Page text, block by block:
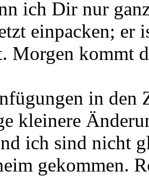
ich Dir nur
einpacken; er
Morgen kommt
in den
kleinere
ich sind nicht
gekommen.